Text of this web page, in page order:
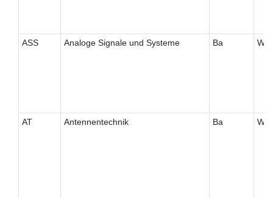
ASS Analoge Signale und Systeme Ba W
AT Antennentechnik Ba W